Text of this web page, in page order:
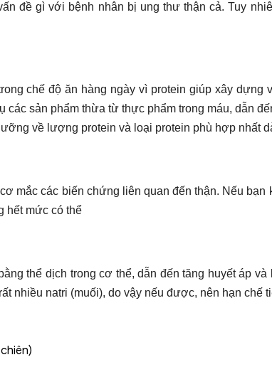
đề gì với bệnh nhân bị ung thư thận cả. Tuy
chế độ ăn hàng ngày vì protein giúp xây
các sản phẩm thừa từ thực phẩm trong máu, dẫn
về lượng protein và loại protein phù hợp nhất
mắc các biến chứng liên quan đến thận. Nếu
hết mức có thể
thể dịch trong cơ thể, dẫn đến tăng huyết áp
nhiều natri (muối), do vậy nếu được, nên hạn chế